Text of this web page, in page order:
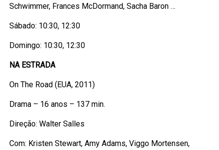
Schwimmer, Frances McDormand, Sacha Baron …
Sábado: 10:30, 12:30
Domingo: 10:30, 12:30
NA ESTRADA
On The Road (EUA, 2011)
Drama – 16 anos – 137 min.
Direção: Walter Salles
Com: Kristen Stewart, Amy Adams, Viggo Mortensen,